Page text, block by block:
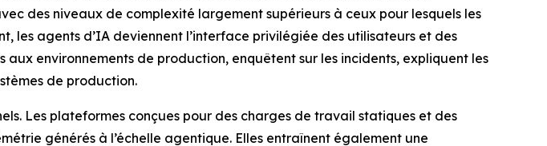
des niveaux de complexité largement supérieurs à ceux pour lesquels les
les agents d’IA deviennent l’interface privilégiée des utilisateurs et des
environnements de production, enquêtent sur les incidents, expliquent les
de production.
Les plateformes conçues pour des charges de travail statiques et des
générés à l’échelle agentique. Elles entraînent également une